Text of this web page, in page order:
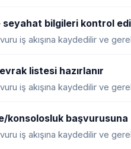
seyahat bilgileri kontrol
iş akışına kaydedilir ve
listesi hazırlanır
iş akışına kaydedilir ve
konsolosluk
iş akışına kaydedilir ve